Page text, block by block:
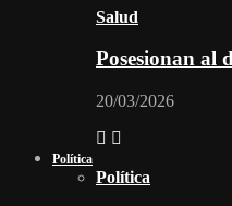
Salud
Posesionan al
20/03/2026
Política
Política